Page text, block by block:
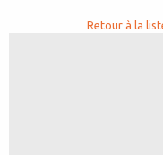
Retour à la